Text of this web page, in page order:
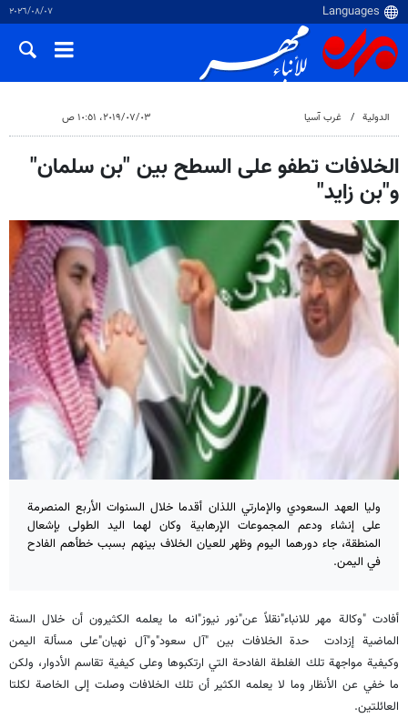
٠٧‏/٠٨‏/٢٠٢٦
الدولية غرب آسیا ٠٣‏/٠٧‏/٢٠١٩، ١٠:٥١ ص
الخلافات تطفو على السطح بين "بن سلمان"
و"بن زايد"
وليا العهد السعودي والإمارتي اللذان أقدما خلال السنوات الأربع المنصرمة
على إنشاء ودعم المجموعات الإرهابية وكان لهما اليد الطولى بإشعال
المنطقة، جاء دورهما اليوم وظهر للعيان الخلاف بينهم بسبب خطأهم الفادح
في اليمن.
أفادت "وكالة مهر للانباء"نقلاً عن"نور نيوز"انه ما يعلمه الكثيرون أن خلال السنة
الماضية إزدادت حدة الخلافات بين "آل سعود"و"آل نهيان"على مسألة اليمن
وكيفية مواجهة تلك الغلطة الفادحة التي ارتكبوها وعلى كيفية تقاسم الأدوار، ولكن
ما خفي عن الأنظار وما لا يعلمه الكثير أن تلك الخلافات وصلت إلى الخاصة لكلتا
العائلتين.